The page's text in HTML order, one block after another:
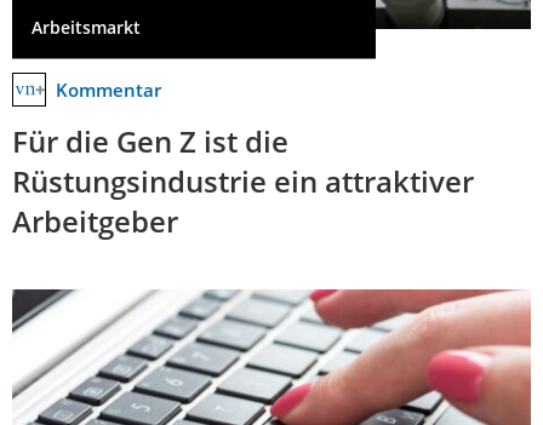
Arbeitsmarkt
Kommentar
Für die Gen Z ist die
Rüstungsindustrie ein attraktiver
Arbeitgeber